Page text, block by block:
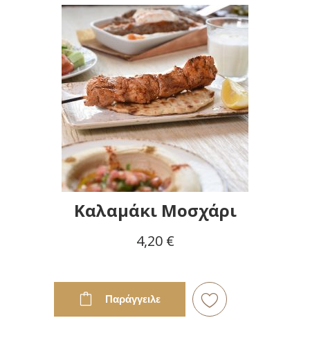
Καλαμάκι Μοσχάρι
4,20 €
Παράγγειλε